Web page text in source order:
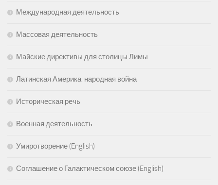
Международная деятельность
Массовая деятельность
Майские директивы для столицы Лимы
Латинская Америка: народная война
Историческая речь
Военная деятельность
Умиротворение (English)
Соглашение о Галактическом союзе (English)